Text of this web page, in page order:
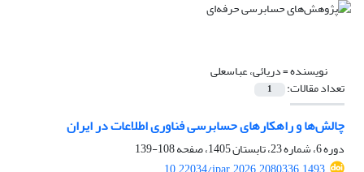
نویسنده =دریائی، عباسعلی
تعداد مقالات: 1
چالش‌ها و راهکارهای حسابرسی فناوری اطلاعات در ایران
دوره 6، شماره 23، تابستان 1405، صفحه
108-139